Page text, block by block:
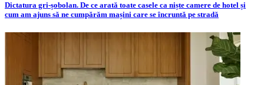
Dictatura gri-șobolan. De ce arată toate casele ca niște camere de hotel și
cum am ajuns să ne cumpărăm mașini care se încruntă pe stradă